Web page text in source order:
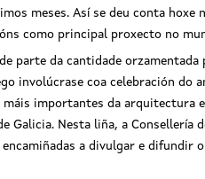
meses. Así se deu conta hoxe
como principal proxecto no
parte da cantidade
involúcrase coa celebración do
importantes da arquitectura
Galicia. Nesta liña, a Consellería
a divulgar e